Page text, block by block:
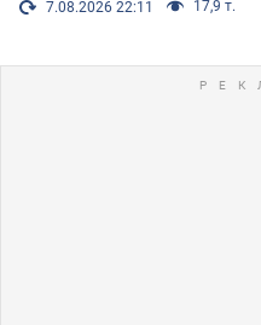
7.08.2026 22:11 17,9 т.